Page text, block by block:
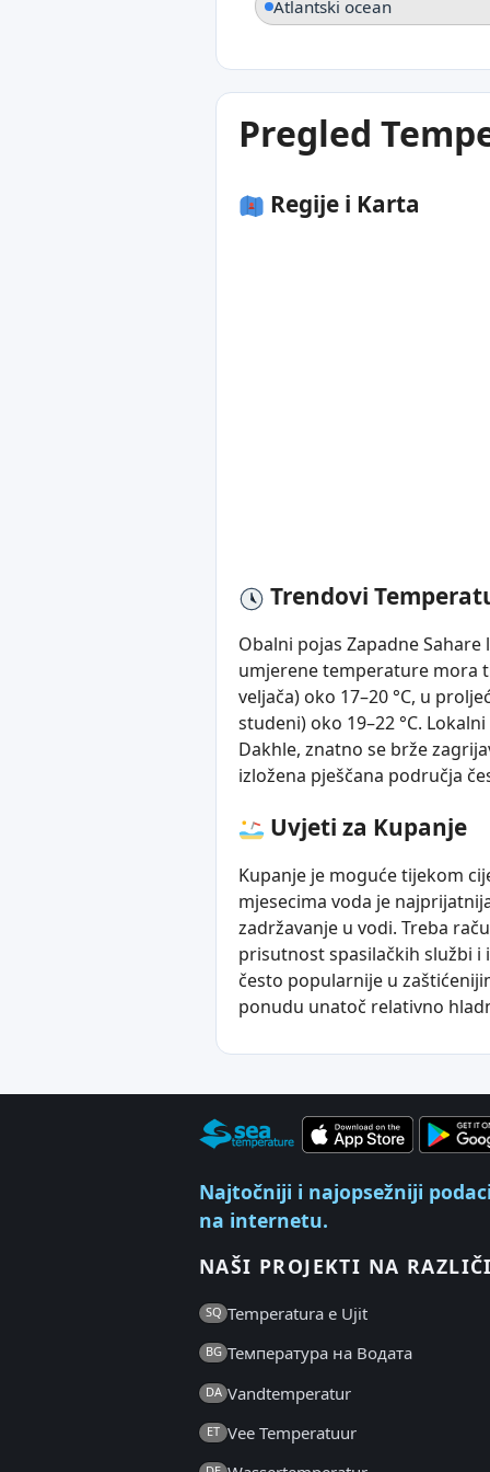
Atlantski ocean
Pregled
Regije i Karta
Trendovi
Obalni pojas Zapadne
umjerene temperature mora
veljača) oko 17–20 °C, u
studeni) oko 19–22 °C.
Dakhle, znatno se brže
izložena pješčana područja
Uvjeti za Kupanje
Kupanje je moguće tijekom
mjesecima voda je
zadržavanje u vodi. Treba
prisutnost spasilačkih službi
često popularnije u
ponudu unatoč relativno
Najtočniji i najopsežniji
na internetu.
NAŠI PROJEKTI NA
SQ Temperatura e Ujit
BG Температура на Водата
DA Vandtemperatur
ET Vee Temperatuur